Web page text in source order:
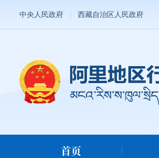
中央人民政府 西藏自治区人民政府
首页